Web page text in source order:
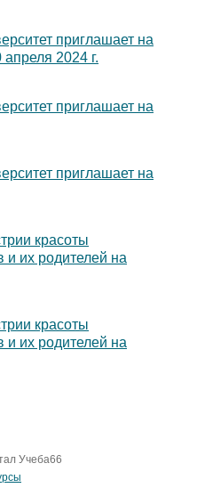
приглашает на
2024 г.
приглашает на
приглашает на
красоты
и их родителей на
красоты
и их родителей на
Учеба66